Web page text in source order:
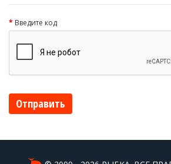
Введите код
Отправить